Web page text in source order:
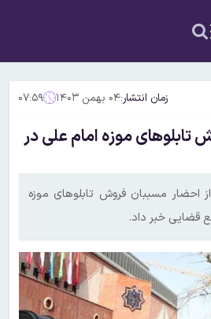
زمان انتشار:۰۴ بهمن ۱۴۰۳ ۰۷:۵۹
موزه امام علی در
احضار مسببان فروش تابلوهای موزه
قضایی خبر داد.